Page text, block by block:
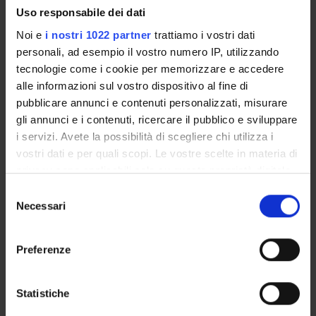
Uso responsabile dei dati
Noi e i nostri 1022 partner trattiamo i vostri dati
personali, ad esempio il vostro numero IP, utilizzando
tecnologie come i cookie per memorizzare e accedere
alle informazioni sul vostro dispositivo al fine di
pubblicare annunci e contenuti personalizzati, misurare
gli annunci e i contenuti, ricercare il pubblico e sviluppare
i servizi. Avete la possibilità di scegliere chi utilizza i
vostri dati e per quali scopi. Le vostre scelte in materia di
privacy sono applicabili solo su questa proprietà digitale
modificare o revocare il proprio consenso in qualsiasi
momento dalla Dichiarazione sui cookie o facendo clic
raccogliere informazioni sulla tua posizione
geografica, con un'approssimazione di qualche
delNecessari
Preferenze
Statistiche
PARTECIPANTI AL PROGETTO
Antonio Carletto
Maurizio Rossini
Professore ordinario
AREE DI RICERCA COINVOLTE DAL PROGETTO
SEZIONI